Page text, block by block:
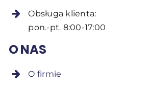
Obsługa klienta:
pon.-pt. 8:00-17:00
O NAS
O firmie